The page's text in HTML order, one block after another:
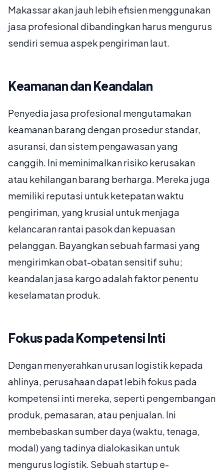
Makassar akan jauh lebih efisien menggunakan
jasa profesional dibandingkan harus mengurus
sendiri semua aspek pengiriman laut.
Keamanan dan Keandalan
Penyedia jasa profesional mengutamakan
keamanan barang dengan prosedur standar,
asuransi, dan sistem pengawasan yang
canggih. Ini meminimalkan risiko kerusakan
atau kehilangan barang berharga. Mereka juga
memiliki reputasi untuk ketepatan waktu
pengiriman, yang krusial untuk menjaga
kelancaran rantai pasok dan kepuasan
pelanggan. Bayangkan sebuah farmasi yang
mengirimkan obat-obatan sensitif suhu;
keandalan jasa kargo adalah faktor penentu
keselamatan produk.
Fokus pada Kompetensi Inti
Dengan menyerahkan urusan logistik kepada
ahlinya, perusahaan dapat lebih fokus pada
kompetensi inti mereka, seperti pengembangan
produk, pemasaran, atau penjualan. Ini
membebaskan sumber daya (waktu, tenaga,
modal) yang tadinya dialokasikan untuk
mengurus logistik. Sebuah startup e-